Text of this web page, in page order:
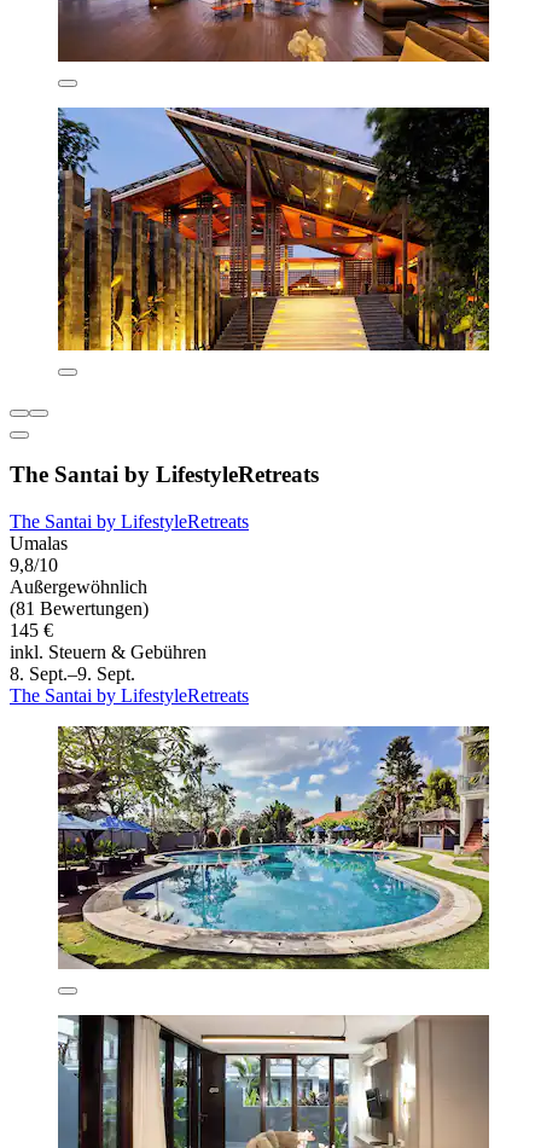
The Santai by LifestyleRetreats
The Santai by LifestyleRetreats
Umalas
9,8/10
Außergewöhnlich
(81 Bewertungen)
145 €
inkl. Steuern & Gebühren
8. Sept.–9. Sept.
The Santai by LifestyleRetreats